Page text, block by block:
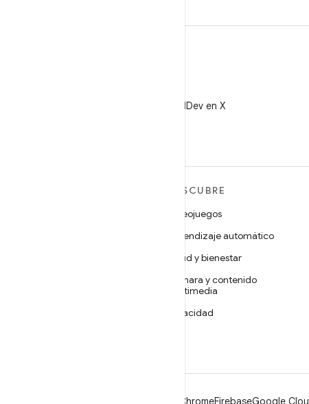
Sigue a @AndroidDev en X
DESCUBRE
Videojuegos
Aprendizaje automático
Salud y bienestar
Cámara y contenido
multimedia
Privacidad
ChromeFirebaseGoogle